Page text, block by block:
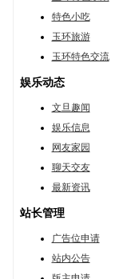
特色小吃
玉环旅游
玉环特色交流
娱乐动态
文旦趣闻
娱乐信息
网友家园
聊天交友
最新资讯
站长管理
广告位申请
站内公告